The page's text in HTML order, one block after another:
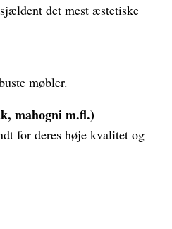
det mest æstetiske
møbler.
mahogni m.fl.)
for deres høje kvalitet og